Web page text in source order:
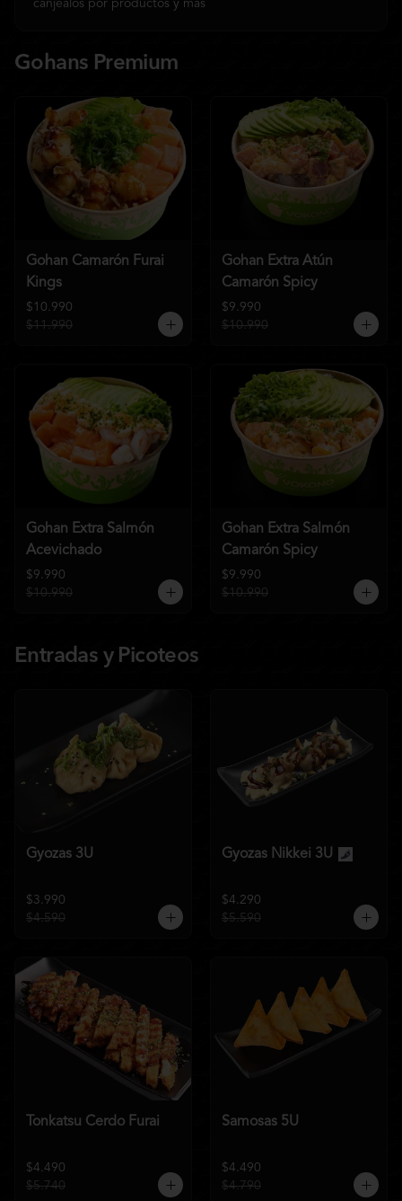
canjealos por productos y más
Gohans Premium
Gohan Camarón Furai
Kings
$10.990
$11.990
Gohan Extra Atún
Camarón Spicy
$9.990
$10.990
Gohan Extra Salmón
Acevichado
$9.990
$10.990
Gohan Extra Salmón
Camarón Spicy
$9.990
$10.990
Entradas y Picoteos
Gyozas 3U
$3.990
$4.590
Gyozas Nikkei 3U
$4.290
$5.590
Tonkatsu Cerdo Furai
$4.490
$5.740
Samosas 5U
$4.490
$4.790